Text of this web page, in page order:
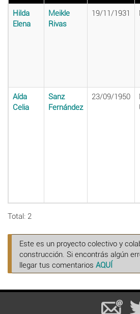
Hilda
Elena
Meikle
Rivas
19/11/1931
Aída
Celia
Sanz
Fernández
23/09/1950
Total: 2
Este es un proyecto colectivo y
construcción. Si encontrás algún
llegar tus comentarios AQUÍ